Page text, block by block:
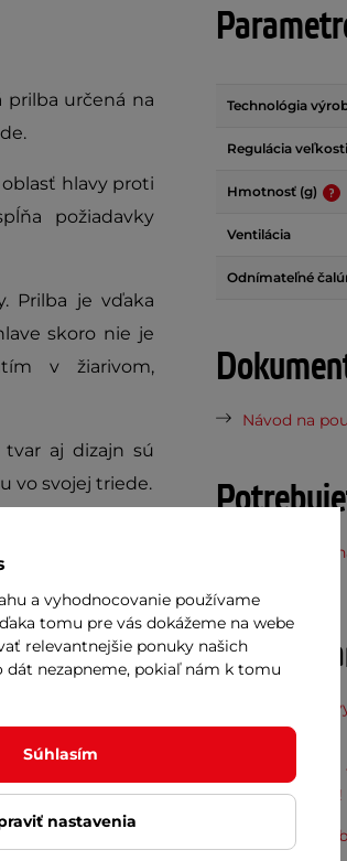
prilba určená na
hlavy proti
požiadavky
Prilba je vďaka
skoro nie je
v žiarivom,
tvar aj dizajn sú
vo svojej triede.
Technológia
Regulácia veľkosti
Hmotnosť (g)
Ventilácia
Odnímateľné
Návod na
Vaša
Cashback k
ďalší nákup.
Posuňte
inSPORTline!
Diskrétne
a vyhodnocovanie používame
tomu pre vás dokážeme na webe
relevantnejšie ponuky našich
nezapneme, pokiaľ nám k tomu
Súhlasím
nastavenia